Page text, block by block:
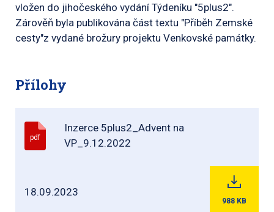
vložen do jihočeského vydání Týdeníku "5plus2".
Zárověň byla publikována část textu "Příběh Zemské
cesty"z vydané brožury projektu Venkovské památky.
Přílohy
pdf
Inzerce 5plus2_Advent na
VP_9.12.2022
18.09.2023
988 KB